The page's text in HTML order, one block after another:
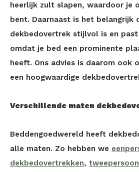
heerlijk zult slapen, waardoor je
bent. Daarnaast is het belangrijk
dekbedovertrek stijlvol is en
omdat je bed een prominente
heeft. Ons advies is daarom ook
een hoogwaardige
Verschillende maten
Beddengoedwereld heeft
alle maten. Zo hebben we
dekbedovertrekken,